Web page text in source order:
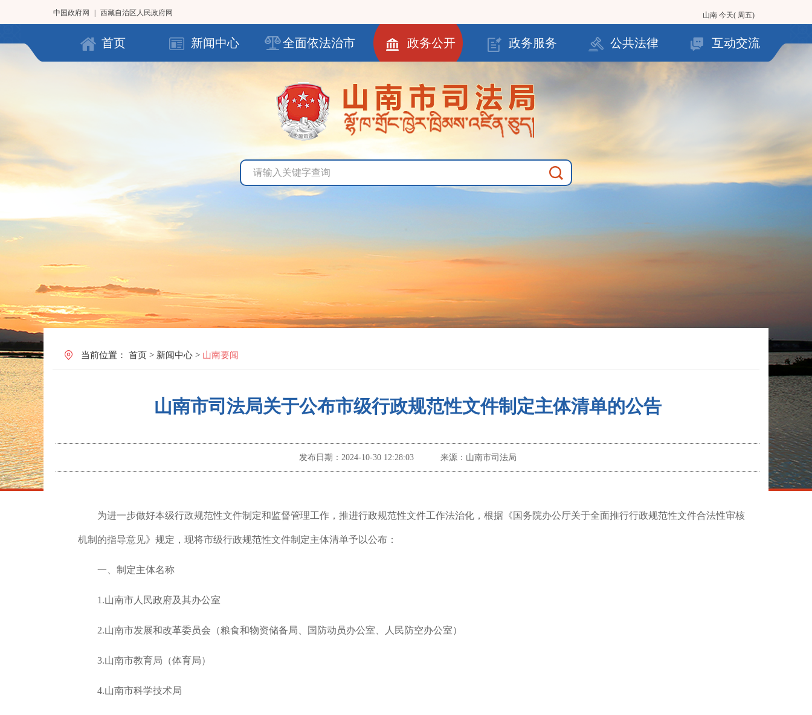
中国政府网 西藏自治区人民政府网 山南 今天( 周五)
首页 新闻中心 全面依法治市 政务公开 政务服务 公共法律 互动交流
当前位置： 首页 > 新闻中心 > 山南要闻
山南市司法局关于公布市级行政规范性文件制定主体清单的公告
发布日期： 2024-10-30 12:28:03 来源： 山南市司法局
为进一步做好本级行政规范性文件制定和监督管理工作，推进行政规范性文件工作法治化，根据《国务院办公厅关于全面推行行政规范性文件合法性审核
机制的指导意见》规定，现将市级行政规范性文件制定主体清单予以公布：
一、制定主体名称
1.山南市人民政府及其办公室
2.山南市发展和改革委员会（粮食和物资储备局、国防动员办公室、人民防空办公室）
3.山南市教育局（体育局）
4.山南市科学技术局